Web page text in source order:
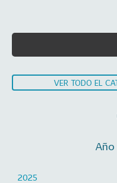
VER TODO EL
Año
2025